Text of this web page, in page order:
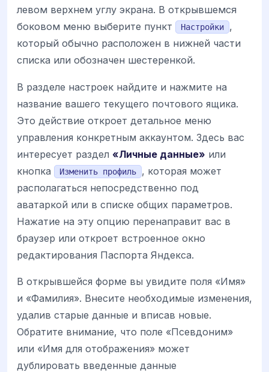
левом верхнем углу экрана. В открывшемся
боковом меню выберите пункт
Настройки
,
который обычно расположен в нижней части
списка или обозначен шестеренкой.
В разделе настроек найдите и нажмите на
название вашего текущего почтового ящика.
Это действие откроет детальное меню
управления конкретным аккаунтом. Здесь вас
интересует раздел «Личные данные» или
кнопка
Изменить профиль
, которая может
располагаться непосредственно под
аватаркой или в списке общих параметров.
Нажатие на эту опцию перенаправит вас в
браузер или откроет встроенное окно
редактирования Паспорта Яндекса.
В открывшейся форме вы увидите поля «Имя»
и «Фамилия». Внесите необходимые изменения,
удалив старые данные и вписав новые.
Обратите внимание, что поле «Псевдоним»
или «Имя для отображения» может
дублировать введенные данные